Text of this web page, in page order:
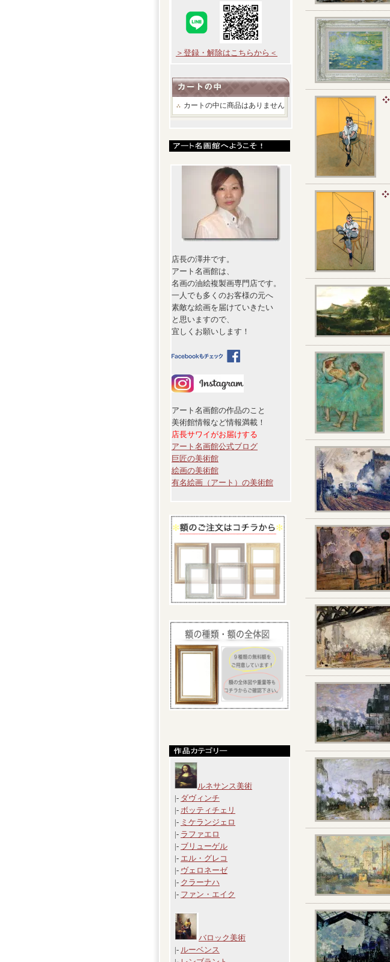
＞登録・解除はこちらから＜
カートの中に商品はありません
店長の澤井です。
アート名画館は、
名画の油絵複製画専門店です。
一人でも多くのお客様の元へ
素敵な絵画を届けていきたい
と思いますので、
宜しくお願いします！
アート名画館の作品のこと
美術館情報など情報満載！
店長サワイがお届けする
アート名画館公式ブログ
巨匠の美術館
絵画の美術館
有名絵画（アート）の美術館
ルネサンス美術
|- ダヴィンチ
|- ボッティチェリ
|- ミケランジェロ
|- ラファエロ
|- ブリューゲル
|- エル・グレコ
|- ヴェロネーゼ
|- クラーナハ
|- ファン・エイク
バロック美術
|- ルーベンス